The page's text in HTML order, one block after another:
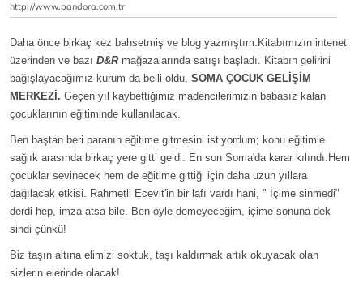
http://www.pandora.com.tr
Daha önce birkaç kez bahsetmiş ve blog yazmıştım.Kitabımızın intenet
üzerinden ve bazı D&Rmağazalarında satışı başladı. Kitabın gelirini
bağışlayacağımız kurum da belli oldu, SOMA ÇOCUK GELİŞİM
MERKEZİ. Geçen yıl kaybettiğimiz madencilerimizin babasız kalan
çocuklarının eğitiminde kullanılacak.
Ben baştan beri paranın eğitime gitmesini istiyordum; konu eğitimle
sağlık arasında birkaç yere gitti geldi. En son Soma'da karar kılındı.Hem
çocuklar sevinecek hem de eğitime gittiği için daha uzun yıllara
dağılacak etkisi. Rahmetli Ecevit'in bir lafı vardı hani, " İçime sinmedi"
derdi hep, imza atsa bile. Ben öyle demeyeceğim, içime sonuna dek
sindi çünkü!
Biz taşın altına elimizi soktuk, taşı kaldırmak artık okuyacak olan
sizlerin elerinde olacak!